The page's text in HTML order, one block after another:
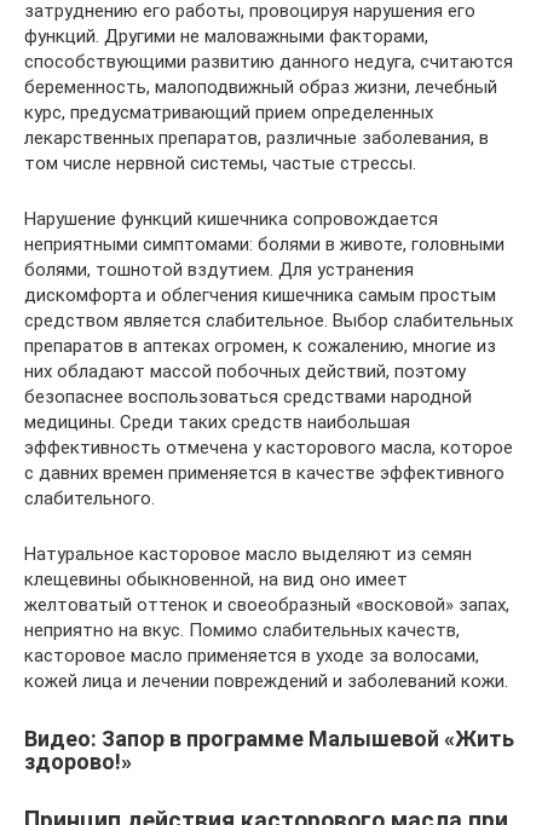
затруднению его работы, провоцируя нарушения его
функций. Другими не маловажными факторами,
способствующими развитию данного недуга, считаются
беременность, малоподвижный образ жизни, лечебный
курс, предусматривающий прием определенных
лекарственных препаратов, различные заболевания, в
том числе нервной системы, частые стрессы.
Нарушение функций кишечника сопровождается
неприятными симптомами: болями в животе, головными
болями, тошнотой вздутием. Для устранения
дискомфорта и облегчения кишечника самым простым
средством является слабительное. Выбор слабительных
препаратов в аптеках огромен, к сожалению, многие из
них обладают массой побочных действий, поэтому
безопаснее воспользоваться средствами народной
медицины. Среди таких средств наибольшая
эффективность отмечена у касторового масла, которое
с давних времен применяется в качестве эффективного
слабительного.
Натуральное касторовое масло выделяют из семян
клещевины обыкновенной, на вид оно имеет
желтоватый оттенок и своеобразный «восковой» запах,
неприятно на вкус. Помимо слабительных качеств,
касторовое масло применяется в уходе за волосами,
кожей лица и лечении повреждений и заболеваний кожи.
Видео: Запор в программе Малышевой «Жить
здорово!»